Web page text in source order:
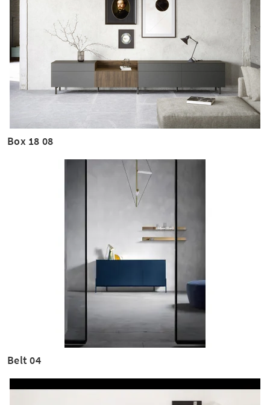
Box 18 08
Belt 04